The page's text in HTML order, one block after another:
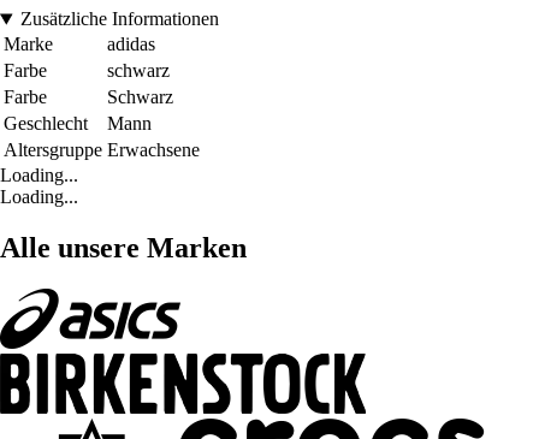
Zusätzliche Informationen
Marke
adidas
Farbe
schwarz
Farbe
Schwarz
Geschlecht
Mann
Altersgruppe Erwachsene
Loading...
Loading...
Alle unsere Marken